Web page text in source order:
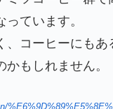
ています。
コーヒーにもあ
もしれません。